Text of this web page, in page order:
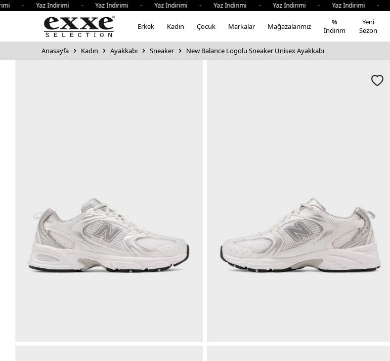
- Yaz İndirimi - Yaz İndirimi - Yaz İndirimi - Yaz İndirimi - Yaz İndirimi - Yaz
Erkek Kadın Çocuk Markalar Mağazalarımız
%
İndirim
Yeni
Sezon
Anasayfa Kadın Ayakkabı Sneaker New Balance Logolu Sneaker Unisex Ayakkabı